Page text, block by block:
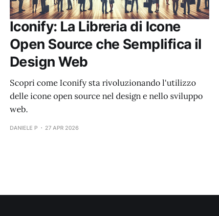
Iconify: La Libreria di Icone
Open Source che Semplifica il
Design Web
Scopri come Iconify sta rivoluzionando l'utilizzo
delle icone open source nel design e nello sviluppo
web.
DANIELE P 27 APR 2026